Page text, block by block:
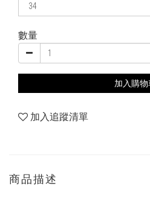
數量
加入購物
加入追蹤清單
商品描述